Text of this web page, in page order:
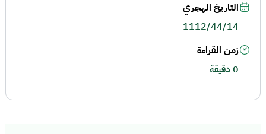
التاريخ الهجري
1112/44/14
زمن القراءة
0 دقيقة